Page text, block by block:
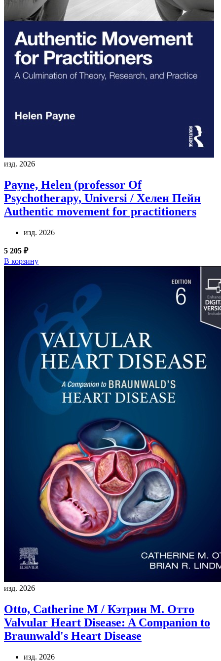
изд. 2026
Payne, Helen (professor Of
Psychotherapy, Universi / Хелен Пейн
Authentic movement for practitioners
изд. 2026
5 205 ₽
В корзину
изд. 2026
Otto, Catherine M / Кэтрин М. Отто
Valvular Heart Disease: A Companion to
Braunwald's Heart Disease
изд. 2026